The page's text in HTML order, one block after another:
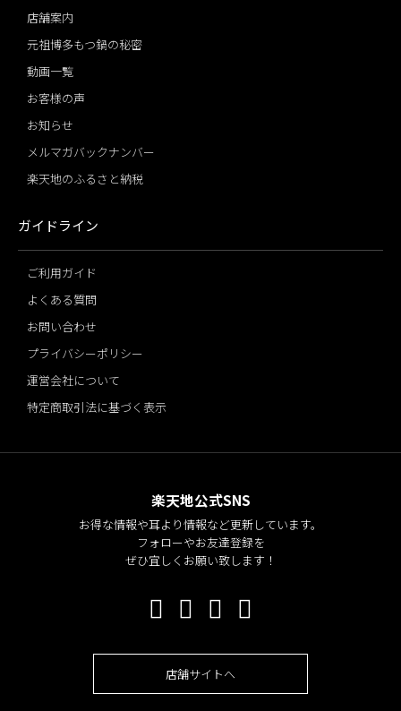
店舗案内
元祖博多もつ鍋の秘密
動画一覧
お客様の声
お知らせ
メルマガバックナンバー
楽天地のふるさと納税
ガイドライン
ご利用ガイド
よくある質問
お問い合わせ
プライバシーポリシー
運営会社について
特定商取引法に基づく表示
楽天地公式SNS
お得な情報や耳より情報など更新しています。
フォローやお友達登録を
ぜひ宜しくお願い致します！
店舗サイトへ